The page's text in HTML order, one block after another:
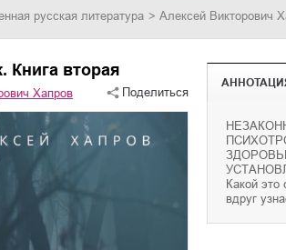
русская литература Алексей Викторович
Книга вторая
Хапров Поделиться
Какой это
вдруг
своего
тебя
начала…
прошло
герой